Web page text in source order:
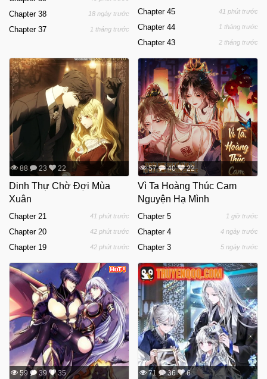
Chapter 38 18 ngày trước
Chapter 37 1 tháng trước
Chapter 45 41 phút trước
Chapter 44 1 tháng trước
Chapter 43 2 tháng trước
88 23 22
Dinh Thự Chờ Đợi Mùa
Xuân
Chapter 21 41 phút trước
Chapter 20 42 phút trước
Chapter 19 42 phút trước
57 40 22
Vì Ta Hoàng Thúc Cam
Nguyện Hạ Mình
Chapter 5 1 giờ trước
Chapter 4 4 ngày trước
Chapter 3 5 ngày trước
59 39 35 71 36 6